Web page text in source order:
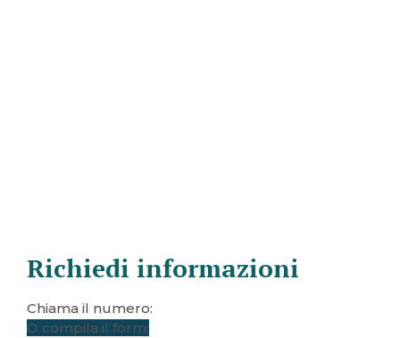
Richiedi informazioni
Chiama il numero:
O compila il form: